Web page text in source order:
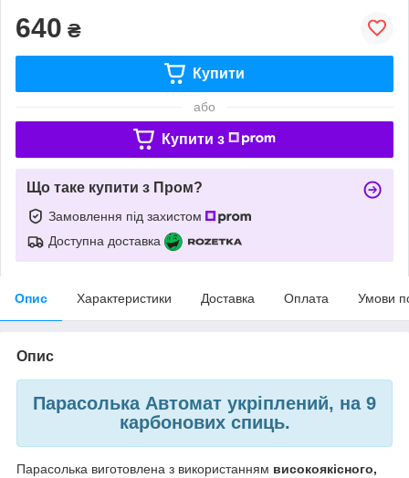
640 ₴
Купити
або
Купити з
Що таке купити з Пром?
Замовлення під захистом
Доступна доставка
Опис Характеристики Доставка Оплата Умови
Опис
Парасолька Автомат укріплений, на 9
карбонових спиць.
Парасолька виготовлена з використанням високоякісного,